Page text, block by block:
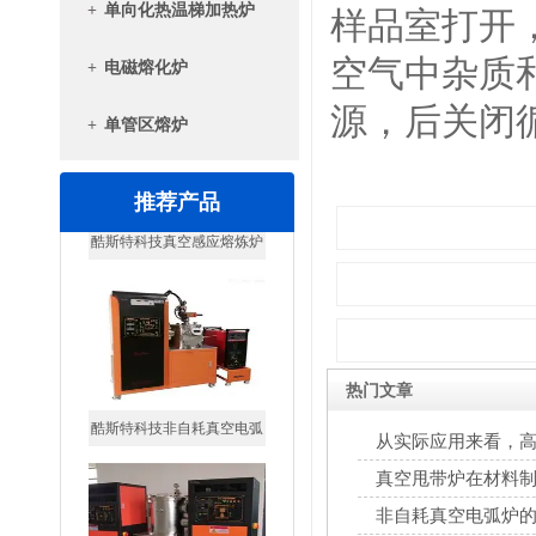
+ 单向化热温梯加热炉
+ 电磁熔化炉
+ 单管区熔炉
推荐产品
酷斯特科技非自耗真空电弧
炉
样品室打开
空气中杂质
源，后关闭
热门文章
从实际应用来看，
点?真空甩带炉在材料
非自耗真空电弧炉